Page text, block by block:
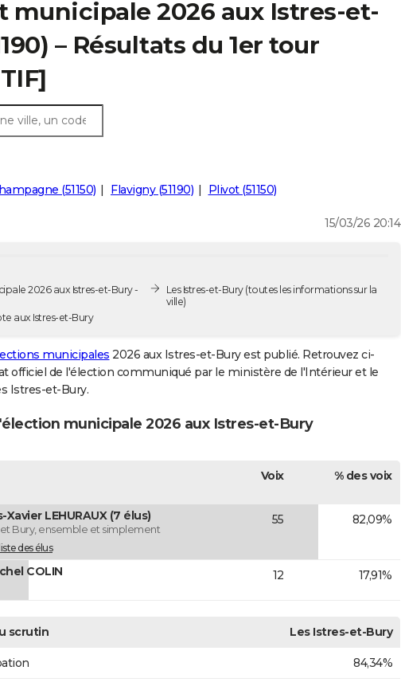
municipale 2026 aux Istres-et-
– Résultats du 1er tour
(51150) Flavigny (51190) Plivot (51150)
15/03/26 20:14
2026 aux Istres-et-Bury -
aux Istres-et-Bury
Les Istres-et-Bury(toutes les informations sur la
ville)
municipales 2026 aux Istres-et-Bury est publié. Retrouvez ci-
officiel de l'élection communiqué par le ministère de l'Intérieur et le
Istres-et-Bury.
municipale 2026 aux Istres-et-Bury
Voix % des voix
Xavier LEHURAUX (7 élus)
et Bury, ensemble et simplement
des élus
55 82,09%
COLIN 12 17,91%
scrutin Les Istres-et-Bury
84,34%